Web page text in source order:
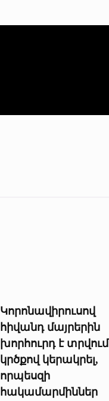
Կորոնավիրուսով
հիվանդ մայրերին
խորհուրդ է տրվում
կրծքով կերակրել,
որպեսզի
հակամարմիններ